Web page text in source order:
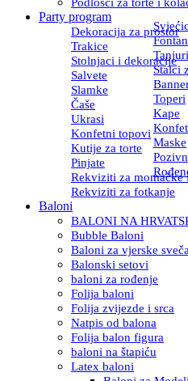
Party program
Dekoracija za prostor
Trakice
Stolnjaci i dekoracije
Tanjuri
Salvete
Stalci
Slamke
Čaše
Toperi
Ukrasi
Kape
Konfetni topovi
Kutije za torte
Maske
Pinjate
Rekviziti za momačke
Rekviziti za fotkanje
Baloni
BALONI NA
Bubble Baloni
Baloni za vjerske
Balonski setovi
baloni za rođenje
Folija baloni
Folija zvijezde i srca
Natpis od balona
Folija balon figura
baloni na štapiću
Latex baloni